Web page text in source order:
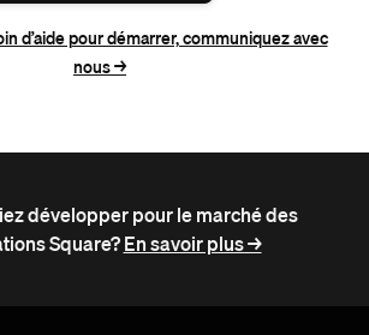
d’aide pour démarrer, communiquez avec
nous ->
développer pour le marché des
Square? En savoir plus ->